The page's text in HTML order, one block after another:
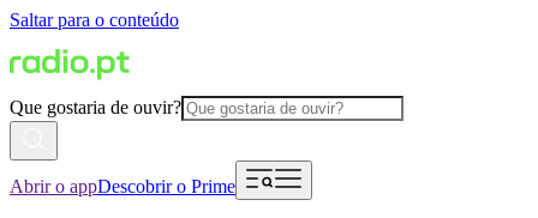
Saltar para o conteúdo
Que gostaria de ouvir?
Abrir o appDescobrir o Prime